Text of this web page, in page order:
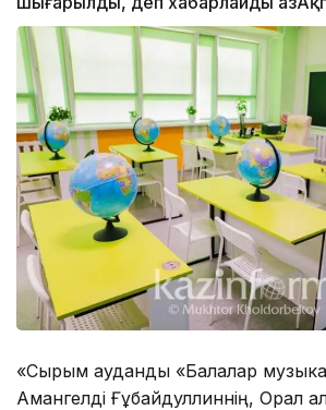
«Сырым аудандық «Балалар
Амангелді Ғұбайдуллиннің, Орал